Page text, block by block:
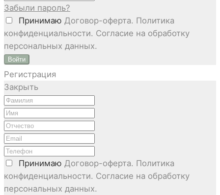
Забыли пароль?
Принимаю Договор-оферта. Политика
конфиденциальности. Согласие на обработку
персональных данных.
Войти
Регистрация
Закрыть
Принимаю Договор-оферта. Политика
конфиденциальности. Согласие на обработку
персональных данных.